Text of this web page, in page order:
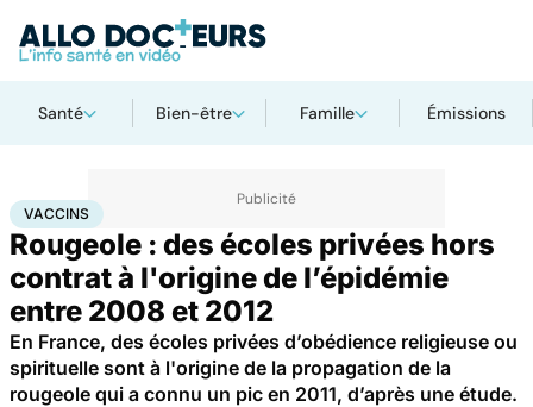
Santé Bien-être Famille Émissions
AccueilSanté Vaccins
VACCINS
Rougeole : des écoles privées hors
contrat à l'origine de l’épidémie
entre 2008 et 2012
En France, des écoles privées d’obédience religieuse ou
spirituelle sont à l'origine de la propagation de la
rougeole qui a connu un pic en 2011, d’après une étude.